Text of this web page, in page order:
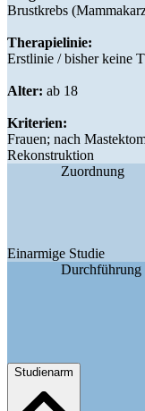
Brustkrebs
Therapielinie:
Erstlinie / bisher keine
Alter: ab 18
Kriterien:
Frauen; nach
Rekonstruktion
Zuordnung
Einarmige Studie
Durchführung
Studienarm